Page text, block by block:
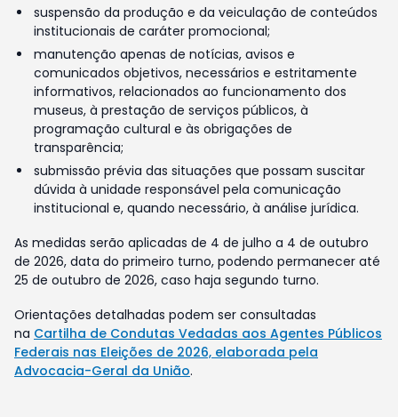
suspensão da produção e da veiculação de conteúdos
institucionais de caráter promocional;
manutenção apenas de notícias, avisos e
comunicados objetivos, necessários e estritamente
informativos, relacionados ao funcionamento dos
museus, à prestação de serviços públicos, à
programação cultural e às obrigações de
transparência;
submissão prévia das situações que possam suscitar
dúvida à unidade responsável pela comunicação
institucional e, quando necessário, à análise jurídica.
As medidas serão aplicadas de 4 de julho a 4 de outubro
de 2026, data do primeiro turno, podendo permanecer até
25 de outubro de 2026, caso haja segundo turno.
Orientações detalhadas podem ser consultadas
na Cartilha de Condutas Vedadas aos Agentes Públicos
Federais nas Eleições de 2026, elaborada pela
Advocacia-Geral da União.